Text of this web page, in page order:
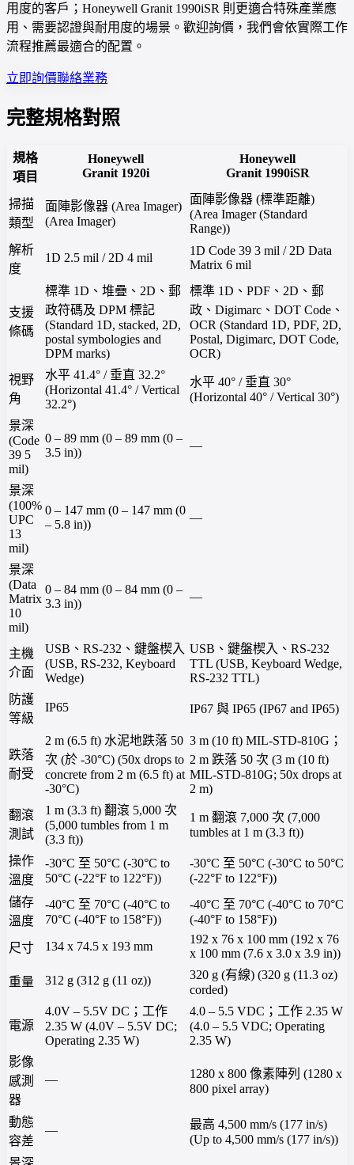
用度的客戶；Honeywell Granit 1990iSR 則更適合特殊產業應
用、需要認證與耐用度的場景。歡迎詢價，我們會依實際工作
流程推薦最適合的配置。
立即詢價聯絡業務
完整規格對照
規格
項目
Honeywell
Granit 1920i
Honeywell
Granit 1990iSR
掃描
類型
面陣影像器 (Area Imager)
(Area Imager)
面陣影像器 (標準距離)
(Area Imager (Standard
Range))
解析
度
1D 2.5 mil / 2D 4 mil
1D Code 39 3 mil / 2D Data
Matrix 6 mil
支援
條碼
標準 1D、堆疊、2D、郵
政符碼及 DPM 標記
(Standard 1D, stacked, 2D,
postal symbologies and
DPM marks)
標準 1D、PDF、2D、郵
政、Digimarc、DOT Code、
OCR (Standard 1D, PDF, 2D,
Postal, Digimarc, DOT Code,
OCR)
視野
角
水平 41.4° / 垂直 32.2°
(Horizontal 41.4° / Vertical
32.2°)
水平 40° / 垂直 30°
(Horizontal 40° / Vertical 30°)
景深
(Code
39 5
mil)
0 – 89 mm (0 – 89 mm (0 –
3.5 in))
—
景深
(100%
UPC
13
mil)
0 – 147 mm (0 – 147 mm (0
– 5.8 in))
—
景深
(Data
Matrix
10
mil)
0 – 84 mm (0 – 84 mm (0 –
3.3 in))
—
主機
介面
USB、RS-232、鍵盤楔入
(USB, RS-232, Keyboard
Wedge)
USB、鍵盤楔入、RS-232
TTL (USB, Keyboard Wedge,
RS-232 TTL)
防護
等級
IP65 IP67 與 IP65 (IP67 and IP65)
跌落
耐受
2 m (6.5 ft) 水泥地跌落 50
次 (於 -30°C) (50x drops to
concrete from 2 m (6.5 ft) at
-30°C)
3 m (10 ft) MIL-STD-810G；
2 m 跌落 50 次 (3 m (10 ft)
MIL-STD-810G; 50x drops at
2 m)
翻滾
測試
1 m (3.3 ft) 翻滾 5,000 次
(5,000 tumbles from 1 m
(3.3 ft))
1 m 翻滾 7,000 次 (7,000
tumbles at 1 m (3.3 ft))
操作
溫度
-30°C 至 50°C (-30°C to
50°C (-22°F to 122°F))
-30°C 至 50°C (-30°C to 50°C
(-22°F to 122°F))
儲存
溫度
-40°C 至 70°C (-40°C to
70°C (-40°F to 158°F))
-40°C 至 70°C (-40°C to 70°C
(-40°F to 158°F))
尺寸 134 x 74.5 x 193 mm
192 x 76 x 100 mm (192 x 76
x 100 mm (7.6 x 3.0 x 3.9 in))
重量 312 g (312 g (11 oz))
320 g (有線) (320 g (11.3 oz)
corded)
電源
4.0V – 5.5V DC；工作
2.35 W (4.0V – 5.5V DC;
Operating 2.35 W)
4.0 – 5.5 VDC；工作 2.35 W
(4.0 – 5.5 VDC; Operating
2.35 W)
影像
感測
器
—
1280 x 800 像素陣列 (1280 x
800 pixel array)
動態
容差
—
最高 4,500 mm/s (177 in/s)
(Up to 4,500 mm/s (177 in/s))